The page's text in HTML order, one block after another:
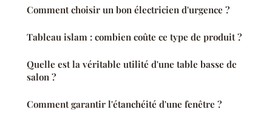
Comment choisir un bon électricien d'urgence ?
Tableau islam : combien coûte ce type de produit ?
Quelle est la véritable utilité d'une table basse de
salon ?
Comment garantir l'étanchéité d'une fenêtre ?